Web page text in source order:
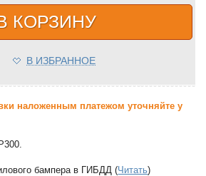
КОРЗИНУ
В ИЗБРАННОЕ
наложенным платежом уточняйте у
бампера в ГИБДД (Читать)